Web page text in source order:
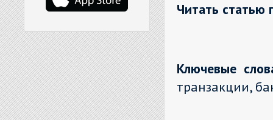
Читать статью
Ключевые
транзакции,